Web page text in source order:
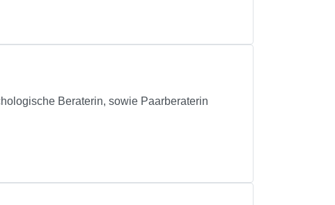
Beraterin, sowie Paarberaterin